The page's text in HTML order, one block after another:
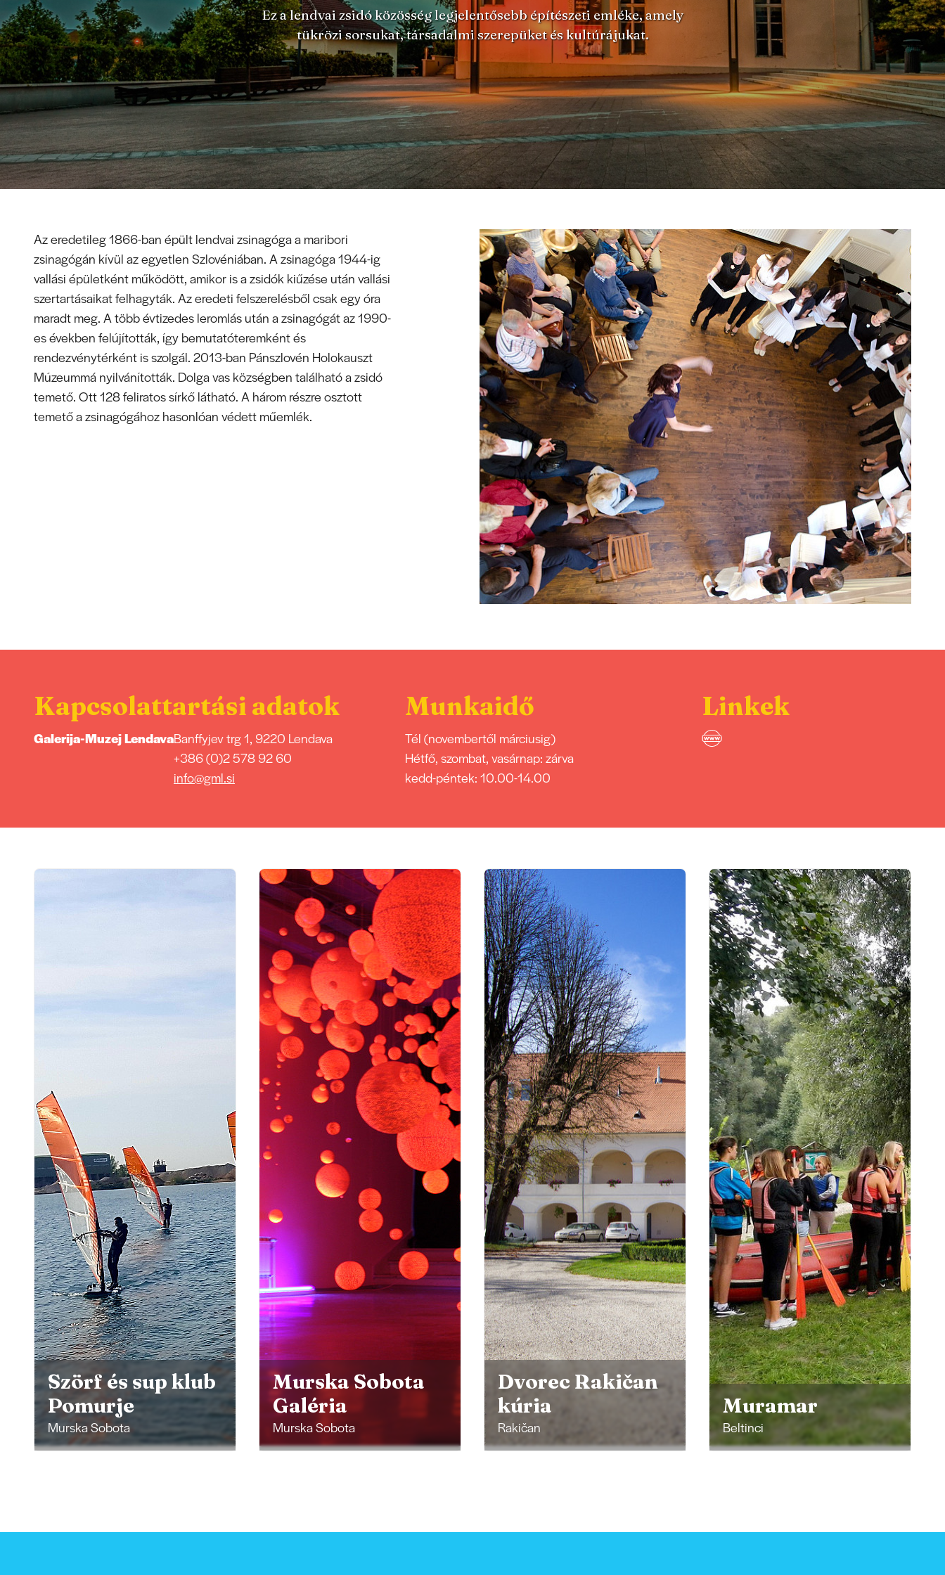
Ez a lendvai zsidó közösség legjelentősebb építészeti emléke, amely
tükrözi sorsukat, társadalmi szerepüket és kultúrájukat.
Az eredetileg 1866-ban épült lendvai zsinagóga a maribori
zsinagógán kívül az egyetlen Szlovéniában. A zsinagóga 1944-ig
vallási épületként működött, amikor is a zsidók kiűzése után vallási
szertartásaikat felhagyták. Az eredeti felszerelésből csak egy óra
maradt meg. A több évtizedes leromlás után a zsinagógát az 1990-
es években felújították, így bemutatóteremként és
rendezvénytérként is szolgál. 2013-ban Pánszlovén Holokauszt
Múzeummá nyilvánították. Dolga vas községben található a zsidó
temető. Ott 128 feliratos sírkő látható. A három részre osztott
temető a zsinagógához hasonlóan védett műemlék.
Kapcsolattartási adatok
Galerija-Muzej LendavaBanffyjev trg 1, 9220 Lendava
+386 (0)2 578 92 60
info@gml.si
Munkaidő
Tél (novembertől márciusig)
Hétfő, szombat, vasárnap: zárva
kedd-péntek: 10.00-14.00
Linkek
Murska Sobota
Galéria
Murska Sobota
Dvorec Rakičan
kúria
Rakičan
Muramar
Beltinci
Mézeskalács
termékek –
Otthoni
kereskedelem,
Jožica Celec
Prosenjakovci